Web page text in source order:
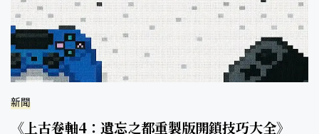
新聞
《上古卷軸4：遺忘之都重製版開鎖技巧大全》